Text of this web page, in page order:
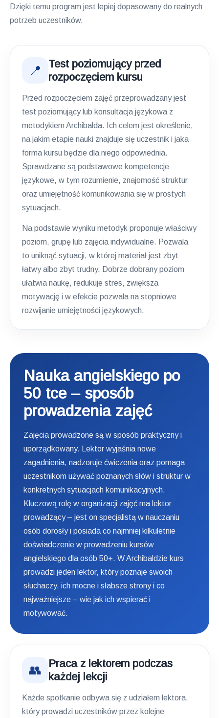
Dzięki temu program jest lepiej dopasowany do realnych
potrzeb uczestników.
📍
Test poziomujący przed
rozpoczęciem kursu
Przed rozpoczęciem zajęć przeprowadzany jest
test poziomujący lub konsultacja językowa z
metodykiem Archibalda. Ich celem jest określenie,
na jakim etapie nauki znajduje się uczestnik i jaka
forma kursu będzie dla niego odpowiednia.
Sprawdzane są podstawowe kompetencje
językowe, w tym rozumienie, znajomość struktur
oraz umiejętność komunikowania się w prostych
sytuacjach.
Na podstawie wyniku metodyk proponuje właściwy
poziom, grupę lub zajęcia indywidualne. Pozwala
to uniknąć sytuacji, w której materiał jest zbyt
łatwy albo zbyt trudny. Dobrze dobrany poziom
ułatwia naukę, redukuje stres, zwiększa
motywację i w efekcie pozwala na stopniowe
rozwijanie umiejętności językowych.
Nauka angielskiego po
50 tce – sposób
prowadzenia zajęć
Zajęcia prowadzone są w sposób praktyczny i
uporządkowany. Lektor wyjaśnia nowe
zagadnienia, nadzoruje ćwiczenia oraz pomaga
uczestnikom używać poznanych słów i struktur w
konkretnych sytuacjach komunikacyjnych.
Kluczową rolę w organizacji zajęć ma lektor
prowadzący – jest on specjalistą w nauczaniu
osób dorosły i posiada co najmniej kilkuletnie
doświadczenie w prowadzeniu kursów
angielskiego dla osób 50+. W Archibaldzie kurs
prowadzi jeden lektor, który poznaje swoich
słuchaczy, ich mocne i słabsze strony i co
najważniejsze – wie jak ich wspierać i
motywować.
👥
Praca z lektorem podczas
każdej lekcji
Każde spotkanie odbywa się z udziałem lektora,
który prowadzi uczestników przez kolejne